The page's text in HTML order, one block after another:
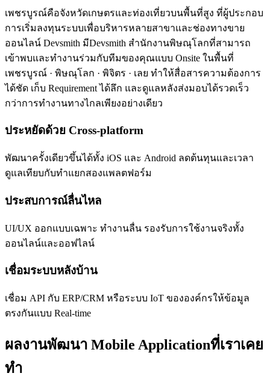
เพชรบูรณ์คือจังหวัดเกษตรและท่องเที่ยวบนพื้นที่สูง ที่ผู้ประกอบ
การเริ่มลงทุนระบบเพื่อบริหารหลายสาขาและช่องทางขาย
ออนไลน์ Devsmith มีDevsmith สำนักงานพิษณุโลกที่สามารถ
เข้าพบและทำงานร่วมกับทีมของคุณแบบ Onsite ในพื้นที่
เพชรบูรณ์ · พิษณุโลก · พิจิตร · เลย ทำให้สื่อสารความต้องการ
ได้ชัด เก็บ Requirement ได้ลึก และดูแลหลังส่งมอบได้รวดเร็ว
กว่าการทำงานทางไกลเพียงอย่างเดียว
ประหยัดด้วย Cross-platform
พัฒนาครั้งเดียวขึ้นได้ทั้ง iOS และ Android ลดต้นทุนและเวลา
ดูแลเทียบกับทำแยกสองแพลตฟอร์ม
ประสบการณ์ลื่นไหล
UI/UX ออกแบบเฉพาะ ทำงานลื่น รองรับการใช้งานจริงทั้ง
ออนไลน์และออฟไลน์
เชื่อมระบบหลังบ้าน
เชื่อม API กับ ERP/CRM หรือระบบ IoT ขององค์กรให้ข้อมูล
ตรงกันแบบ Real-time
ผลงานพัฒนา Mobile Applicationที่เราเคย
ทำ